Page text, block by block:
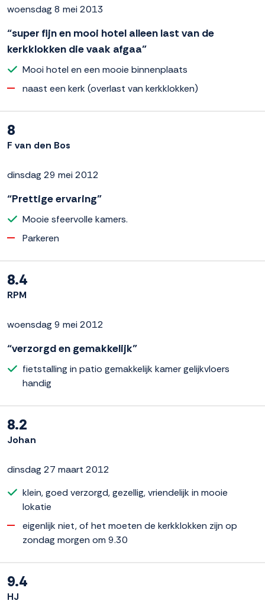
woensdag 8 mei 2013
“super fijn en mooi hotel alleen last van de
kerkklokken die vaak afgaa”
Mooi hotel en een mooie binnenplaats
naast een kerk (overlast van kerkklokken)
8
F van den Bos
dinsdag 29 mei 2012
“Prettige ervaring”
Mooie sfeervolle kamers.
Parkeren
8.4
RPM
woensdag 9 mei 2012
“verzorgd en gemakkelijk”
fietstalling in patio gemakkelijk kamer gelijkvloers
handig
8.2
Johan
dinsdag 27 maart 2012
klein, goed verzorgd, gezellig, vriendelijk in mooie
lokatie
eigenlijk niet, of het moeten de kerkklokken zijn op
zondag morgen om 9.30
9.4
HJ